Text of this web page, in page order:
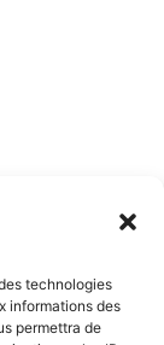
technologies
informations des
permettra de